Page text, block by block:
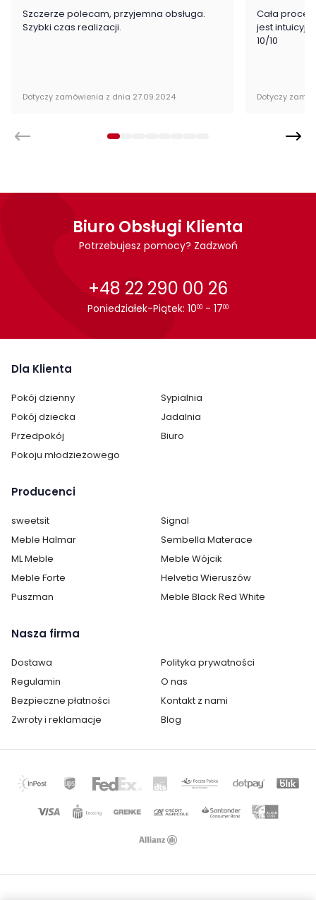
Montaż
Łóżko Velvet firmy Szynaka Meble jest oryginalnie zapakowane
Długość: 218 cm
Stelaż w zestawie: nie
Materac w zestawie: nie
Zagłówek: tak
Kolor drewna:
Kolor tapicerki: Beżowy
Wykonanie: tapicerowane
Montaż: do samodzielnego montażu
Kategoria: Łóżka
Szczerze polecam, przyjemna obsługa.
Szybki czas realizacji.
Dotyczy zamówienia z dnia 27.09.2024
Cała
jest
10/10
Dotyczy
Biuro Obsługi Klienta
Potrzebujesz pomocy? Zadzwoń
+48 22 290 00 26
Poniedziałek-Piątek: 1000 - 1700
Dla Klienta
Pokój dzienny
Sypialnia
Pokój dziecka
Jadalnia
Przedpokój
Biuro
Pokoju młodzieżowego
Producenci
sweetsit
Signal
Meble Halmar
Sembella Materace
ML Meble
Meble Wójcik
Meble Forte
Helvetia Wieruszów
Puszman
Meble Black Red White
Nasza firma
Dostawa
Polityka prywatności
Regulamin
O nas
Bezpieczne płatności
Kontakt z nami
Zwroty i reklamacje
Blog